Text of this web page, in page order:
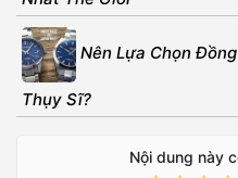
Nên Lựa Chọn
Thụy Sĩ?
Nội dung này